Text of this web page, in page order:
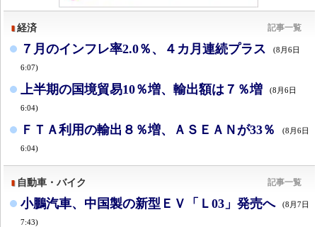
経済 記事一覧
７月のインフレ率2.0％、４カ月連続プラス (8月6日
6:07)
上半期の国境貿易10％増、輸出額は７％増 (8月6日
6:04)
ＦＴＡ利用の輸出８％増、ＡＳＥＡＮが33％ (8月6日
6:04)
自動車・バイク 記事一覧
小鵬汽車、中国製の新型ＥＶ「Ｌ03」発売へ (8月7日
7:43)